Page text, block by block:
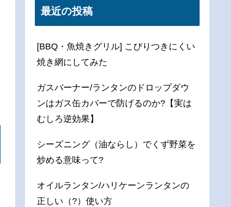
最近の投稿
[BBQ・魚焼きグリル] こびりつきにくい
焼き網にしてみた
ガスバーナー/ランタンのドロップダウ
ンはガス缶カバーで防げるのか?【実は
むしろ逆効果】
シーズニング（油ならし）でくず野菜を
炒める意味って?
オイルランタン/ハリケーンランタンの
正しい（?）使い方